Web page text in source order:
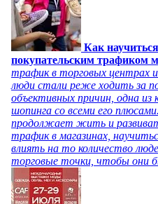
Как
покупательским трафиком
трафик в торговых центрах
люди стали реже ходить за
объективных причин, одна
шопинга со всеми его
продолжает жить и
трафик в магазинах,
влиять на то количество
торговые точки, чтобы они